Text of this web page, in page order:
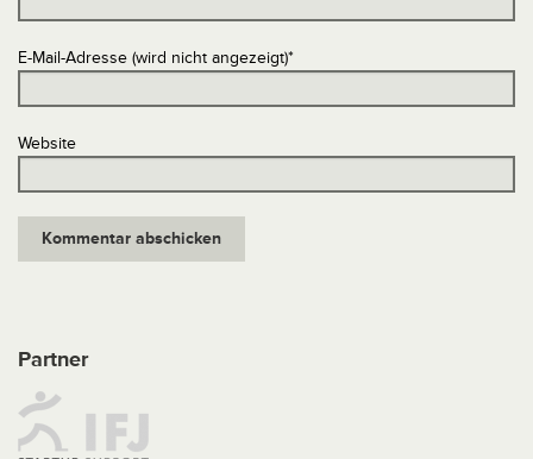
E-Mail-Adresse (wird nicht angezeigt)*
Website
Partner